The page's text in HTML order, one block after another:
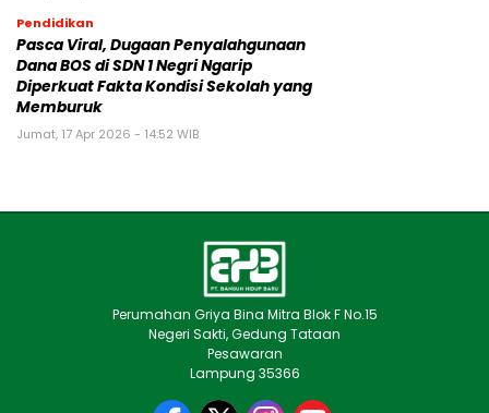
Pendidikan
Pasca Viral, Dugaan Penyalahgunaan
Dana BOS di SDN 1 Negri Ngarip
Diperkuat Fakta Kondisi Sekolah yang
Memburuk
Jumat, 17 Apr 2026 - 14:52 WIB
Perumahan Griya Bina Mitra Blok F No.15
Negeri Sakti, Gedung Tataan
Pesawaran
Lampung 35366